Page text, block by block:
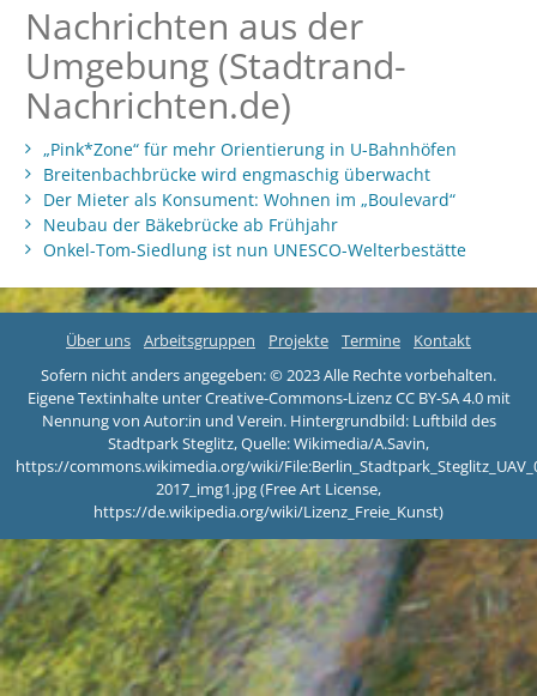
Nachrichten aus der
Umgebung (Stadtrand-
Nachrichten.de)
„Pink*Zone“ für mehr Orientierung in U-Bahnhöfen
Breitenbachbrücke wird engmaschig überwacht
Der Mieter als Konsument: Wohnen im „Boulevard“
Neubau der Bäkebrücke ab Frühjahr
Onkel-Tom-Siedlung ist nun UNESCO-Welterbestätte
Über uns Arbeitsgruppen Projekte Termine
Kontakt
Sofern nicht anders angegeben: © 2023 Alle Rechte vorbehalten.
Eigene Textinhalte unter Creative-Commons-Lizenz CC BY-SA 4.0 mit
Nennung von Autor:in und Verein. Hintergrundbild: Luftbild des
Stadtpark Steglitz, Quelle: Wikimedia/A.Savin,
https://commons.wikimedia.org/wiki/
2017_img1.jpg (Free Art License,
https://de.wikipedia.org/wiki/Lizenz_Freie_Kunst)